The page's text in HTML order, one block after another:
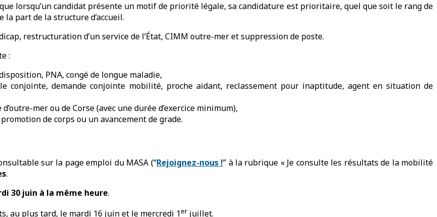
lorsqu’un candidat présente un motif de priorité légale, sa candidature est prioritaire, quel que soit le rang de
part de la structure d’accueil.
restructuration d’un service de l’État, CIMM outre-mer et suppression de poste.
:
PNA, congé de longue maladie,
conjointe, demande conjointe mobilité, proche aidant, reclassement pour inaptitude, agent en situation de
mer ou de Corse (avec une durée d’exercice minimum),
de corps ou un avancement de grade.
sur la page emploi du MASA (“Rejoignez-nous !” à la rubrique « Je consulte les résultats de la mobilité
.
30 juin à la même heure.
au plus tard, le mardi 16 juin et le mercredi 1er juillet.